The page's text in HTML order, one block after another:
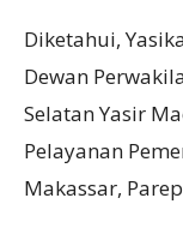
Diketahui,
Dewan
Selatan Yasir
Pelayanan
Makassar,